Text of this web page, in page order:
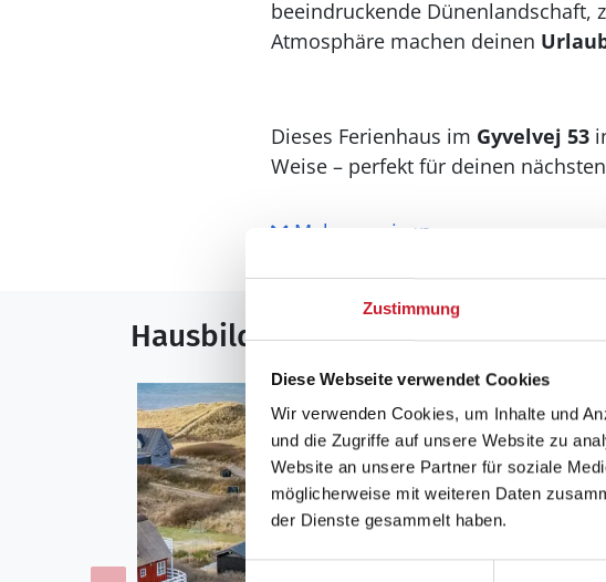
Zustimmung
Diese Webseite verwendet Cookies
Wir verwenden Cookies, um Inhalte und
und die Zugriffe auf unsere Website zu
Website an unsere Partner für soziale
möglicherweise mit weiteren Daten
der Dienste gesammelt haben.
Einwilligungsauswahl
beeindruckende Dünenlandschaft,
Atmosphäre machen deinen
Dieses Ferienhaus im Gyvelvej 53
Weise – perfekt für deinen nächsten
Mehr anzeigen
Hausbilder